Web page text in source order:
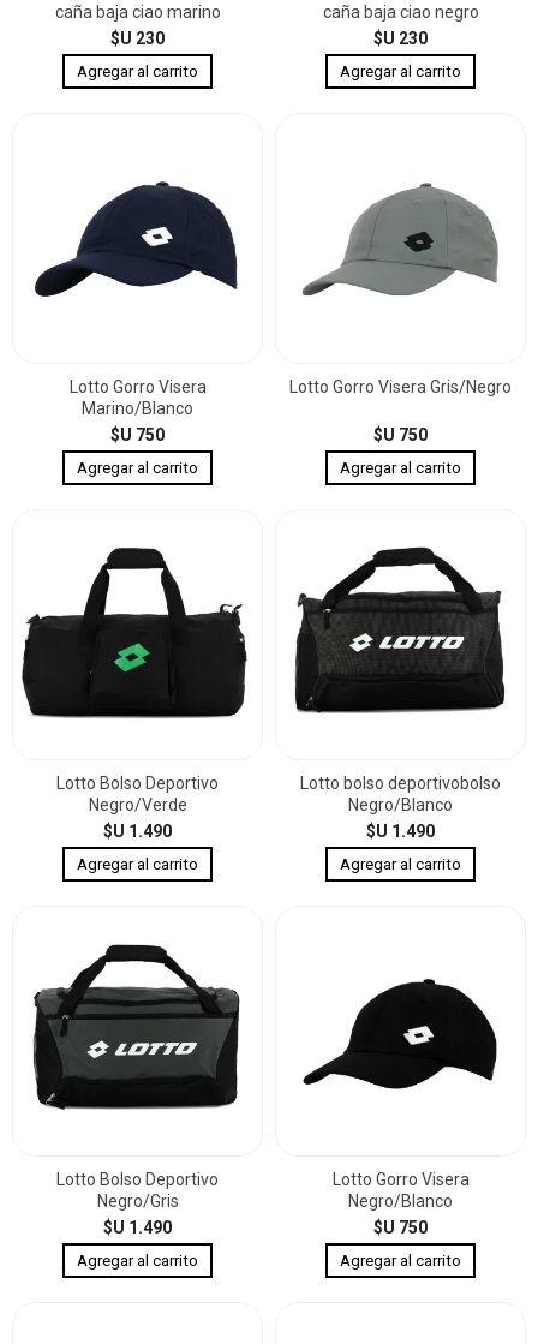
caña baja ciao marino
$U 230
caña baja ciao negro
$U 230
Lotto Gorro Visera
Marino/Blanco
$U 750
Lotto Gorro Visera Gris/Negro
$U 750
Lotto Bolso Deportivo
Negro/Verde
$U 1.490
Lotto bolso deportivobolso
Negro/Blanco
$U 1.490
Lotto Bolso Deportivo
Negro/Gris
$U 1.490
Lotto Gorro Visera
Negro/Blanco
$U 750